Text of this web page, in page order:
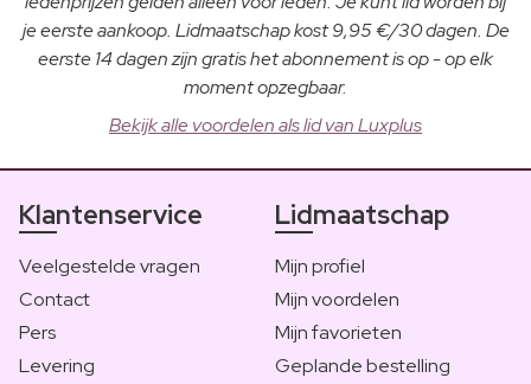
je eerste aankoop. Lidmaatschap kost 9,95 €/30 dagen. De
eerste 14 dagen zijn gratis het abonnement is op - op elk
moment opzegbaar.
Bekijk alle voordelen als lid van Luxplus
Klantenservice
Veelgestelde vragen
Contact
Pers
Levering
Lidmaatschap
Mijn profiel
Mijn voordelen
Mijn favorieten
Geplande bestelling